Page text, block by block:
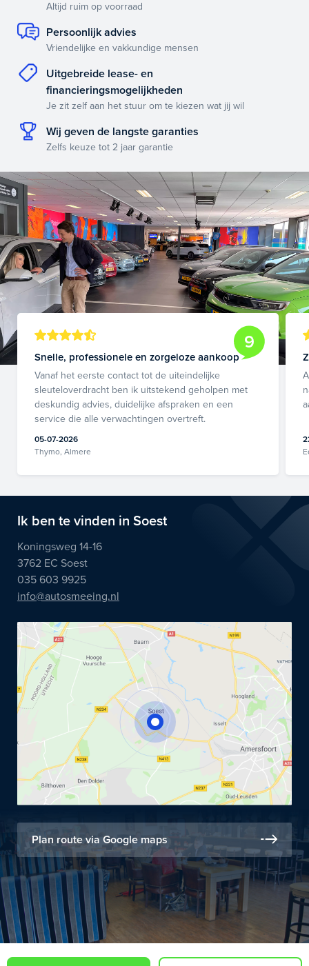
Altijd ruim op voorraad
Persoonlijk advies
Vriendelijke en vakkundige mensen
Uitgebreide lease- en
financieringsmogelijkheden
Je zit zelf aan het stuur om te kiezen wat jij wil
Wij geven de langste garanties
Zelfs keuze tot 2 jaar garantie
9
Snelle, professionele en zorgeloze aankoop
Vanaf het eerste contact tot de uiteindelijke
sleuteloverdracht ben ik uitstekend geholpen met
deskundig advies, duidelijke afspraken en een
service die alle verwachtingen overtreft.
05-07-2026
Thymo, Almere
Ik ben te vinden in Soest
Koningsweg 14-16
3762 EC Soest
035 603 9925
info@autosmeeing.nl
Plan route via Google maps